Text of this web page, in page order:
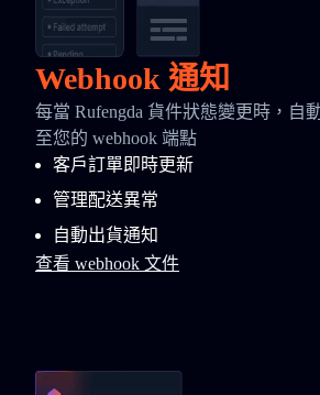
Webhook 通知
每當 Rufengda 貨件狀態變更時，自
至您的 webhook 端點
客戶訂單即時更新
管理配送異常
自動出貨通知
查看 webhook 文件